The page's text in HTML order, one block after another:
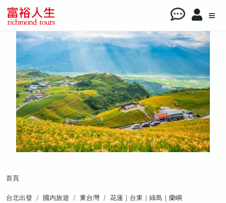
首頁
台北出發 國內旅遊 東台灣
花蓮｜台東｜綠島｜蘭嶼